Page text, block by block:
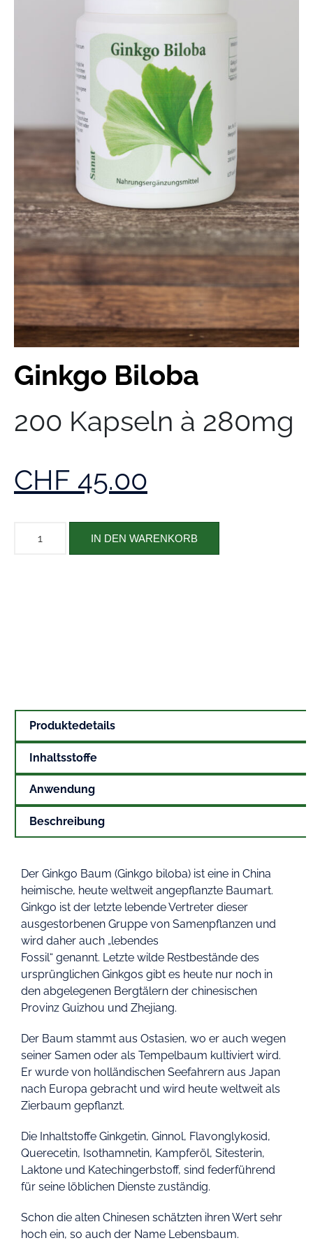
Ginkgo Biloba
200 Kapseln à 280mg
CHF 45.00
IN DEN WARENKORB
Produktedetails
Inhaltsstoffe
Anwendung
Beschreibung
Der Ginkgo Baum (Ginkgo biloba) ist eine in China
heimische, heute weltweit angepflanzte Baumart.
Ginkgo ist der letzte lebende Vertreter dieser
ausgestorbenen Gruppe von Samenpflanzen und
wird daher auch „lebendes
Fossil“ genannt. Letzte wilde Restbestände des
ursprünglichen Ginkgos gibt es heute nur noch in
den abgelegenen Bergtälern der chinesischen
Provinz Guizhou und Zhejiang.
Der Baum stammt aus Ostasien, wo er auch wegen
seiner Samen oder als Tempelbaum kultiviert wird.
Er wurde von holländischen Seefahrern aus Japan
nach Europa gebracht und wird heute weltweit als
Zierbaum gepflanzt.
Die Inhaltstoffe Ginkgetin, Ginnol, Flavonglykosid,
Querecetin, Isothamnetin, Kampferöl, Sitesterin,
Laktone und Katechingerbstoff, sind federführend
für seine löblichen Dienste zuständig.
Schon die alten Chinesen schätzten ihren Wert sehr
hoch ein, so auch der Name Lebensbaum.